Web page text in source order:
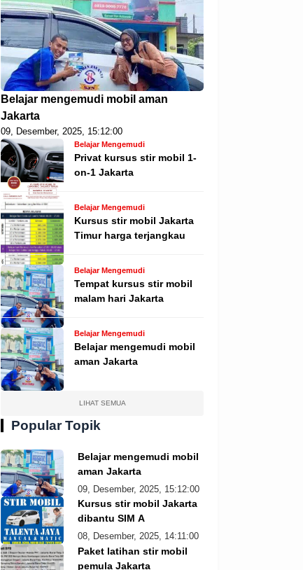
Belajar mengemudi mobil aman
Jakarta
09, Desember, 2025, 15:12:00
Belajar Mengemudi
Privat kursus stir mobil 1-
on-1 Jakarta
Belajar Mengemudi
Kursus stir mobil Jakarta
Timur harga terjangkau
Belajar Mengemudi
Tempat kursus stir mobil
malam hari Jakarta
Belajar Mengemudi
Belajar mengemudi mobil
aman Jakarta
LIHAT SEMUA
Popular Topik
Belajar mengemudi mobil
aman Jakarta
09, Desember, 2025, 15:12:00
Kursus stir mobil Jakarta
dibantu SIM A
08, Desember, 2025, 14:11:00
Paket latihan stir mobil
pemula Jakarta